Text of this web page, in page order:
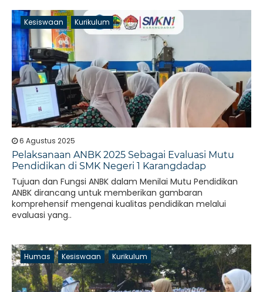
Kesiswaan Kurikulum
6 Agustus 2025
Pelaksanaan ANBK 2025 Sebagai Evaluasi Mutu
Pendidikan di SMK Negeri 1 Karangdadap
Tujuan dan Fungsi ANBK dalam Menilai Mutu Pendidikan
ANBK dirancang untuk memberikan gambaran
komprehensif mengenai kualitas pendidikan melalui
evaluasi yang..
Humas Kesiswaan Kurikulum